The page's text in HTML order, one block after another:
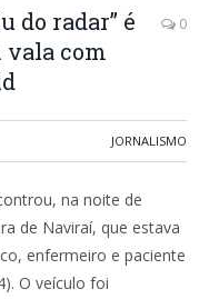
do radar” é
vala com
0
JORNALISMO
na noite de
de Naviraí, que estava
enfermeiro e paciente
O veículo foi